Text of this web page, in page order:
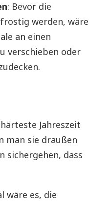
: Bevor die
werden, wäre
an einen
verschieben oder
Jahreszeit
man sie draußen
sichergehen, dass
wäre es, die